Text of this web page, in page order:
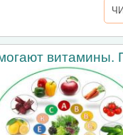
витамины.